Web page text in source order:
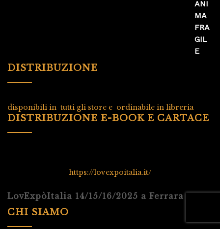
DISTRIBUZIONE
disponibili in tutti gli store e ordinabile in libreria
DISTRIBUZIONE E-BOOK E CARTACE
https://lovexpoitalia.it/
LovExpòItalia 14/15/16/2025 a Ferrara
CHI SIAMO